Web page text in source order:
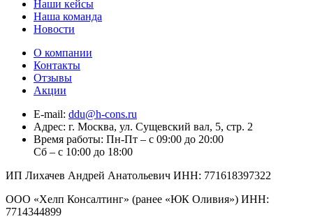
Наши кейсы
Наша команда
Новости
О компании
Контакты
Отзывы
Акции
E-mail: ddu@h-cons.ru
Адрес: г. Москва, ул. Сущевский вал, 5, стр. 2
Время работы: Пн-Пт – с 09:00 до 20:00
Сб – с 10:00 до 18:00
ИП Лихачев Андрей Анатольевич ИНН: 771618397322
ООО «Хелп Консалтинг» (ранее «ЮК Оливия») ИНН:
7714344899